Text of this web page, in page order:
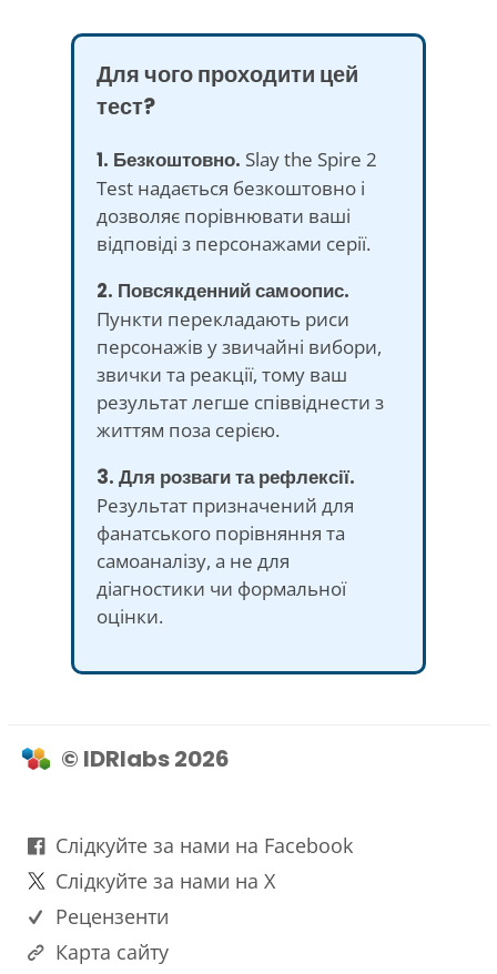
Для чого проходити цей
тест?
1. Безкоштовно. Slay the Spire 2
Test надається безкоштовно і
дозволяє порівнювати ваші
відповіді з персонажами серії.
2. Повсякденний самоопис.
Пункти перекладають риси
персонажів у звичайні вибори,
звички та реакції, тому ваш
результат легше співвіднести з
життям поза серією.
3. Для розваги та рефлексії.
Результат призначений для
фанатського порівняння та
самоаналізу, а не для
діагностики чи формальної
оцінки.
© IDRlabs 2026
Слідкуйте за нами на Facebook
Слідкуйте за нами на X
Рецензенти
Карта сайту